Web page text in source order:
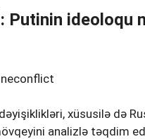
Putinin
xüsusilə də
analizlə təqdim